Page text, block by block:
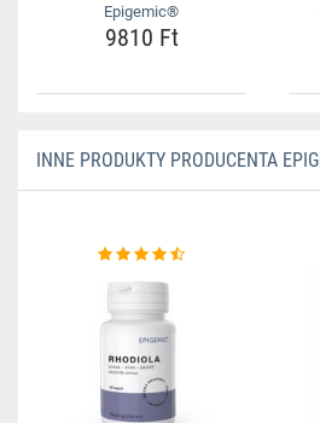
Epigemic®
9810 Ft
INNE PRODUKTY PRODUCENTA